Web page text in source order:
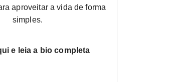
aproveitar a vida de forma
simples.
e leia a bio completa